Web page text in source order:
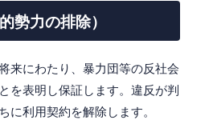
勢力の排除）
来にわたり、暴力団等の反社会
を表明し保証します。違反が判
に利用契約を解除します。